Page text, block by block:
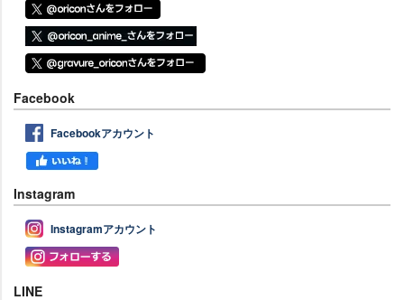
Facebook
Facebookアカウント
Instagram
Instagramアカウント
LINE